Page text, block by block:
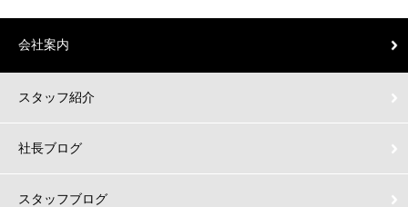
会社案内
スタッフ紹介
社長ブログ
スタッフブログ